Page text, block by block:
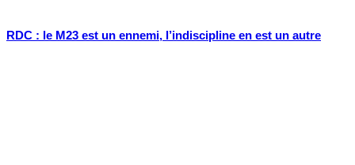
RDC : le M23 est un ennemi, l’indiscipline en est un autre